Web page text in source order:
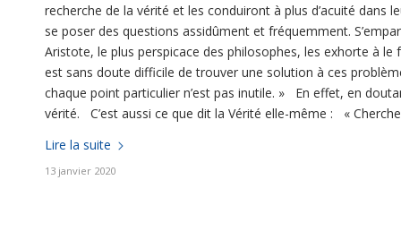
recherche de la vérité et les conduiront à plus d’acuité dans
se poser des questions assidûment et fréquemment.
Aristote, le plus perspicace des philosophes, les exhorte à
est sans doute difficile de trouver une solution à ces
chaque point particulier n’est pas inutile. » En effet, en
vérité. C’est aussi ce que dit la Vérité elle-même : «
Lire la suite
13 janvier 2020